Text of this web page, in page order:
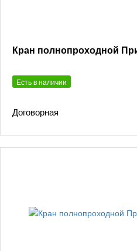
Кран полнопроходной
Есть в наличии
Договорная